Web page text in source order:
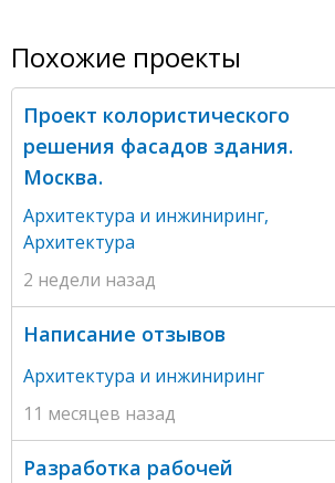
Похожие проекты
Проект колористического
решения фасадов здания.
Москва.
Архитектура и инжиниринг,
Архитектура
2 недели назад
Написание отзывов
Архитектура и инжиниринг
11 месяцев назад
Разработка рабочей